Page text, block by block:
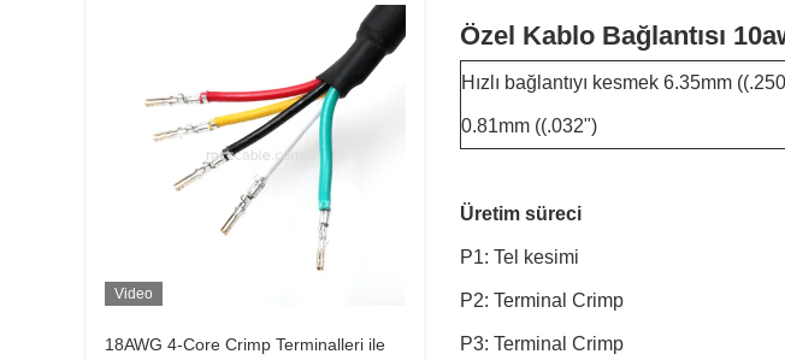
Video
18AWG 4-Core Crimp Terminalleri ile
Özel Kablo Bağlantısı
Hızlı bağlantıyı kesmek 6.35mm
0.81mm ((.032")
Üretim süreci
P1: Tel kesimi
P2: Terminal Crimp
P3: Terminal Crimp